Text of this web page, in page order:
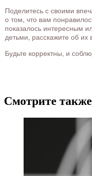
Поделитесь с своими
о том, что вам
показалось интересным
детьми, расскажите об их
Будьте корректны, и
Смотрите